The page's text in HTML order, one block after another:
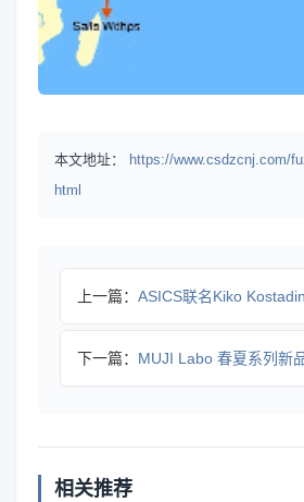
本文地址：
https://www.csdzcnj.com/
html
上一篇： ASICS联名Kiko Kostadinov鞋
下一篇： MUJI Labo 春夏系列新品上市，自然
相关推荐